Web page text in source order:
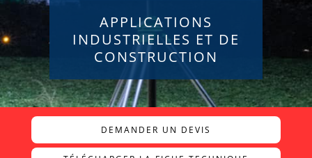
APPLICATIONS
INDUSTRIELLES ET DE
CONSTRUCTION
DEMANDER UN DEVIS